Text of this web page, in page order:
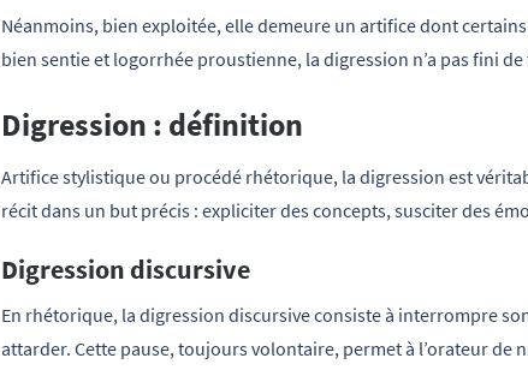
Néanmoins, bien exploitée, elle demeure un artifice dont
bien sentie et logorrhée proustienne, la digression n’a pas fini
Digression : définition
Artifice stylistique ou procédé rhétorique, la digression est
récit dans un but précis : expliciter des concepts, susciter des
Digression discursive
En rhétorique, la digression discursive consiste à interrompre
attarder. Cette pause, toujours volontaire, permet à l’orateur de